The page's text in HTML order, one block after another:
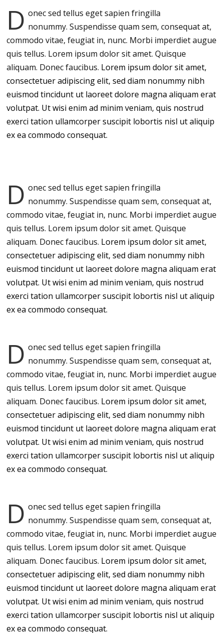
D onec sed tellus eget sapien fringilla
nonummy.Suspendisse quam sem, consequat at,
commodo vitae, feugiat in, nunc. Morbi imperdiet augue
quis tellus. Lorem ipsum dolor sit amet. Quisque
aliquam. Donec faucibus. Lorem ipsum dolor sit amet,
consectetuer adipiscing elit, sed diam nonummy nibh
euismod tincidunt ut laoreet dolore magna aliquam erat
volutpat. Ut wisi enim ad minim veniam, quis nostrud
exerci tation ullamcorper suscipit lobortis nisl ut aliquip
ex ea commodo consequat.
D onec sed tellus eget sapien fringilla
nonummy.Suspendisse quam sem, consequat at,
commodo vitae, feugiat in, nunc. Morbi imperdiet augue
quis tellus. Lorem ipsum dolor sit amet. Quisque
aliquam. Donec faucibus. Lorem ipsum dolor sit amet,
consectetuer adipiscing elit, sed diam nonummy nibh
euismod tincidunt ut laoreet dolore magna aliquam erat
volutpat. Ut wisi enim ad minim veniam, quis nostrud
exerci tation ullamcorper suscipit lobortis nisl ut aliquip
ex ea commodo consequat.
D onec sed tellus eget sapien fringilla
nonummy.Suspendisse quam sem, consequat at,
commodo vitae, feugiat in, nunc. Morbi imperdiet augue
quis tellus. Lorem ipsum dolor sit amet. Quisque
aliquam. Donec faucibus. Lorem ipsum dolor sit amet,
consectetuer adipiscing elit, sed diam nonummy nibh
euismod tincidunt ut laoreet dolore magna aliquam erat
volutpat. Ut wisi enim ad minim veniam, quis nostrud
exerci tation ullamcorper suscipit lobortis nisl ut aliquip
ex ea commodo consequat.
D onec sed tellus eget sapien fringilla
nonummy.Suspendisse quam sem, consequat at,
commodo vitae, feugiat in, nunc. Morbi imperdiet augue
quis tellus. Lorem ipsum dolor sit amet. Quisque
aliquam. Donec faucibus. Lorem ipsum dolor sit amet,
consectetuer adipiscing elit, sed diam nonummy nibh
euismod tincidunt ut laoreet dolore magna aliquam erat
volutpat. Ut wisi enim ad minim veniam, quis nostrud
exerci tation ullamcorper suscipit lobortis nisl ut aliquip
ex ea commodo consequat.